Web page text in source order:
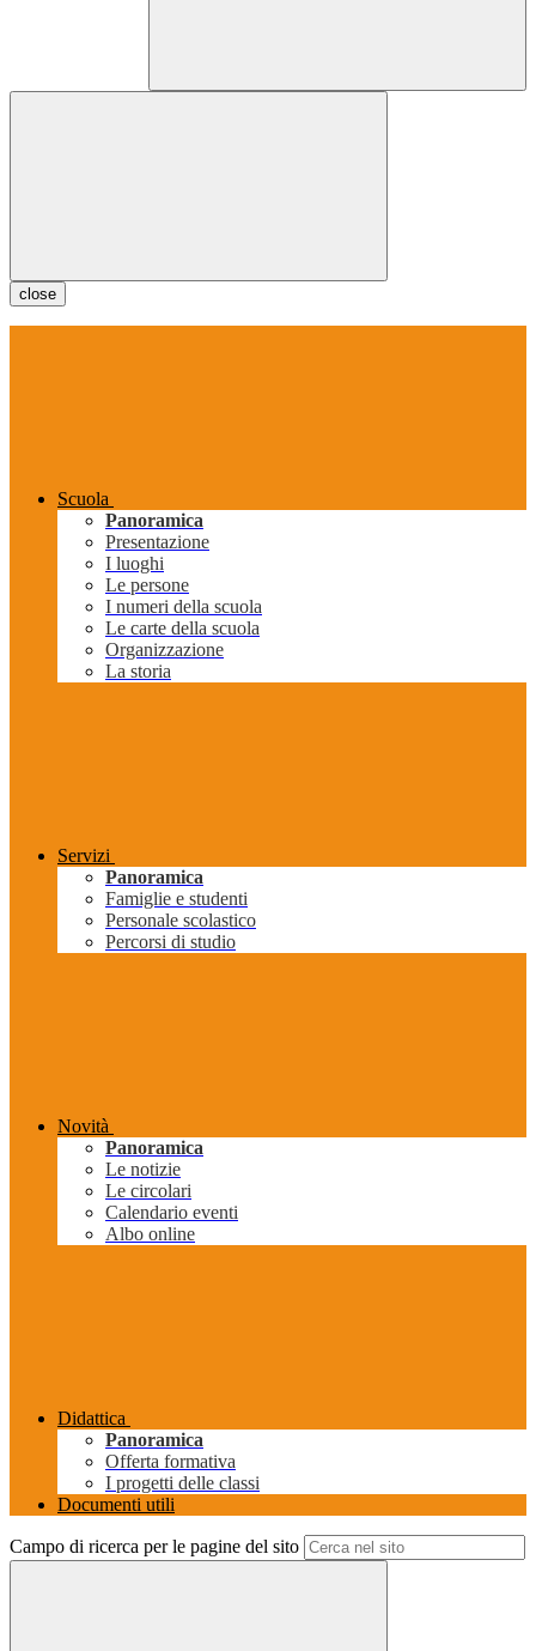
close
Scuola
Panoramica
Presentazione
I luoghi
Le persone
I numeri della scuola
Le carte della scuola
Organizzazione
La storia
Servizi
Panoramica
Famiglie e studenti
Personale scolastico
Percorsi di studio
Novità
Panoramica
Le notizie
Le circolari
Calendario eventi
Albo online
Didattica
Panoramica
Offerta formativa
I progetti delle classi
Documenti utili
Campo di ricerca per le pagine del sito